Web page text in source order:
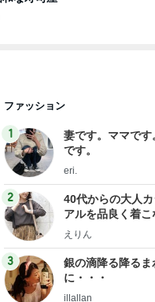
ファッション
1
妻です。ママです
です。
eri.
2
40代からの大人
アルを品良く着こ
ファッションブロ
えりん
3
銀の滴降る降るま
に・・・
illallan